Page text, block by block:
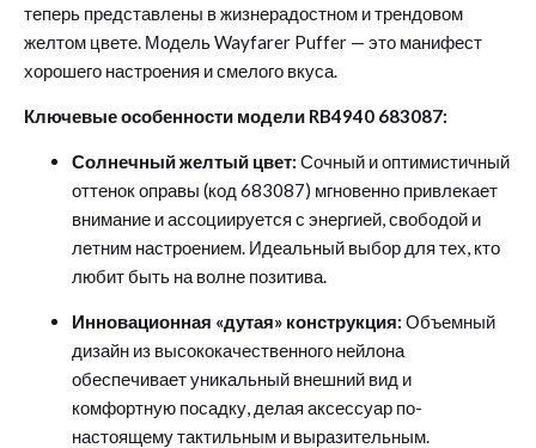
теперь представлены в жизнерадостном и трендовом
желтом цвете. Модель Wayfarer Puffer — это манифест
хорошего настроения и смелого вкуса.
Ключевые особенности модели RB4940 683087:
Солнечный желтый цвет: Сочный и оптимистичный
оттенок оправы (код 683087) мгновенно привлекает
внимание и ассоциируется с энергией, свободой и
летним настроением. Идеальный выбор для тех, кто
любит быть на волне позитива.
Инновационная «дутая» конструкция: Объемный
дизайн из высококачественного нейлона
обеспечивает уникальный внешний вид и
комфортную посадку, делая аксессуар по-
настоящему тактильным и выразительным.